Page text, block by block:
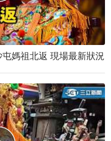
媽祖北返 現場最新狀況